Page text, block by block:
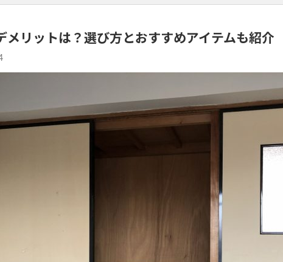
メリットは？選び方とおすすめアイテムも紹介